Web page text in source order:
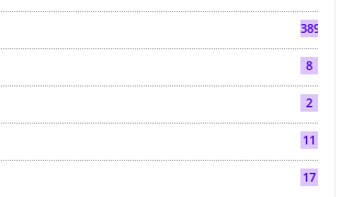
3892
8
2
11
17